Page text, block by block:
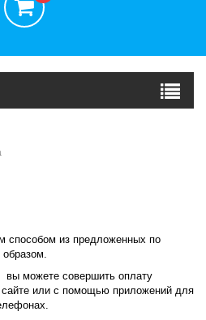
способом из предложенных по
образом.
можете совершить оплату
или с помощью приложений для